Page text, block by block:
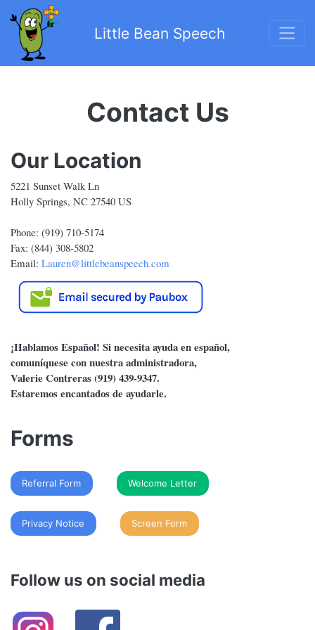
Little Bean Speech
Contact Us
Our Location
5221 Sunset Walk Ln
Holly Springs, NC 27540 US
Phone: (919) 710-5174
Fax: (844) 308-5802
Email: Lauren@littlebeanspeech.com
¡Hablamos Español! Si necesita ayuda en español,
comuníquese con nuestra administradora,
Valerie Contreras (919) 439-9347.
Estaremos encantados de ayudarle.
Forms
Referral Form Welcome Letter
Privacy Notice Screen Form
Follow us on social media